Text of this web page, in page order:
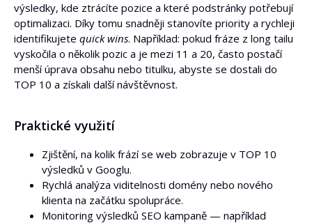
výsledky, kde ztrácíte pozice a které podstránky potřebují
optimalizaci. Díky tomu snadněji stanovíte priority a rychleji
identifikujete quick wins. Například: pokud fráze z long tailu
vyskočila o několik pozic a je mezi 11 a 20, často postačí
menší úprava obsahu nebo titulku, abyste se dostali do
TOP 10 a získali další návštěvnost.
Praktické využití
Zjištění, na kolik frází se web zobrazuje v TOP 10
výsledků v Googlu.
Rychlá analýza viditelnosti domény nebo nového
klienta na začátku spolupráce.
Monitoring výsledků SEO kampaně — například